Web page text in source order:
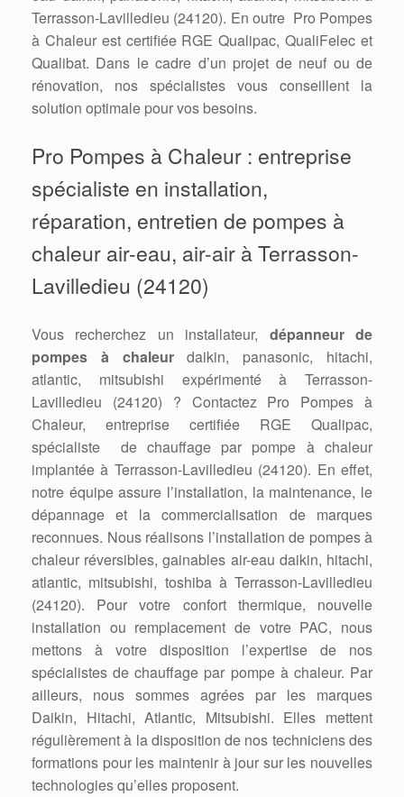
Terrasson-Lavilledieu (24120). En outre Pro Pompes
à Chaleur est certifiée RGE Qualipac, QualiFelec et
Qualibat. Dans le cadre d’un projet de neuf ou de
rénovation, nos spécialistes vous conseillent la
solution optimale pour vos besoins.
Pro Pompes à Chaleur : entreprise
spécialiste en installation,
réparation, entretien de pompes à
chaleur air-eau, air-air à Terrasson-
Lavilledieu (24120)
Vous recherchez un installateur, dépanneur de
pompes à chaleurdaikin, panasonic, hitachi,
atlantic, mitsubishi expérimenté à Terrasson-
Lavilledieu (24120) ? Contactez Pro Pompes à
Chaleur, entreprise certifiée RGE Qualipac,
spécialiste de chauffage par pompe à chaleur
implantée à Terrasson-Lavilledieu (24120). En effet,
notre équipe assure l’installation, la maintenance, le
dépannage et la commercialisation de marques
reconnues. Nous réalisons l’installation de pompes à
chaleur réversibles, gainables air-eau daikin, hitachi,
atlantic, mitsubishi, toshiba à Terrasson-Lavilledieu
(24120). Pour votre confort thermique, nouvelle
installation ou remplacement de votre PAC, nous
mettons à votre disposition l’expertise de nos
spécialistes de chauffage par pompe à chaleur. Par
ailleurs, nous sommes agrées par les marques
Daikin, Hitachi, Atlantic, Mitsubishi. Elles mettent
régulièrement à la disposition de nos techniciens des
formations pour les maintenir à jour sur les nouvelles
technologies qu’elles proposent.